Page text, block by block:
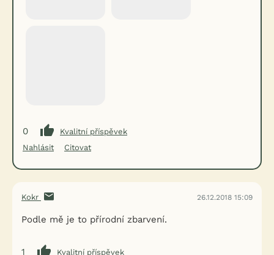
0
Kvalitní příspěvek
Nahlásit
Citovat
Kokr 26.12.2018 15:09
Podle mě je to přírodní zbarvení.
1
Kvalitní příspěvek